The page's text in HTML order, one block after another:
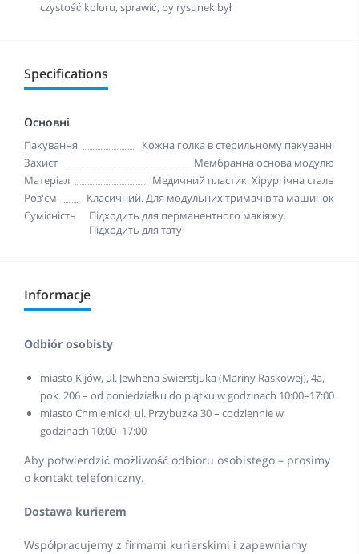
czystość koloru, sprawić, by rysunek był
Specifications
Основні
Пакування
Кожна голка в стерильному пакуванні
Захист
Мембранна основа модулю
Матеріал
Медичний пластик. Хірургічна сталь
Роз'єм
Класичний. Для модульних тримачів та машинок
Сумісність
Підходить для перманентного макіяжу.
Підходить для тату
Informacje
Odbiór osobisty
miasto Kijów, ul. Jewhena Swierstjuka (Mariny Raskowej), 4a,
pok. 206 – od poniedziałku do piątku w godzinach 10:00–17:00
miasto Chmielnicki, ul. Przybuzka 30 – codziennie w
godzinach 10:00–17:00
Aby potwierdzić możliwość odbioru osobistego – prosimy
o kontakt telefoniczny.
Dostawa kurierem
Współpracujemy z firmami kurierskimi i zapewniamy